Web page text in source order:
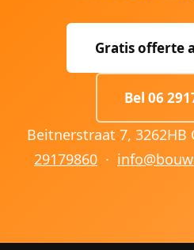
Gratis offerte
Bel 06
Beitnerstraat 7, 3262HB
29179860 ·